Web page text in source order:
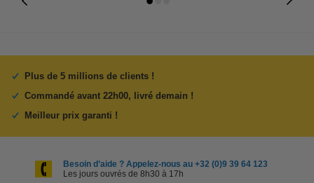
Plus de 5 millions de clients !
Commandé avant 22h00, livré demain !
Meilleur prix garanti !
Besoin d’aide ? Appelez-nous au +32 (0)9 39 64 123
Les jours ouvrés de 8h30 à 17h